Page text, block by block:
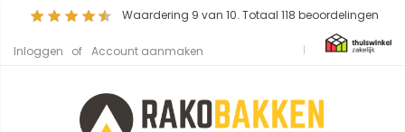
Waardering 9 van 10. Totaal 118 beoordelingen
Inloggen Account aanmaken